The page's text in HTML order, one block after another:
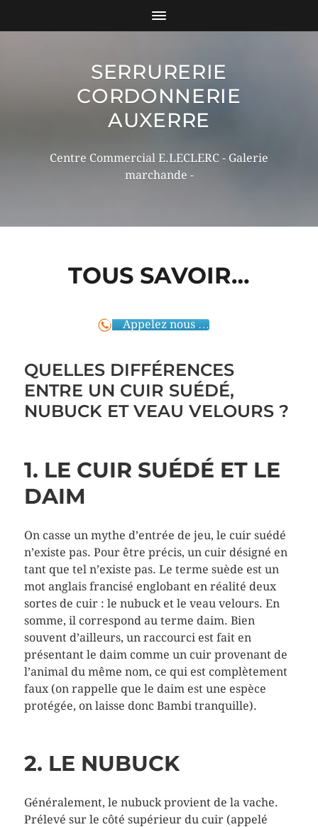
SERRURERIE
CORDONNERIE
AUXERRE
Centre Commercial E.LECLERC - Galerie
marchande -
TOUS SAVOIR…
Appelez nous …
QUELLES DIFFÉRENCES
ENTRE UN CUIR SUÉDÉ,
NUBUCK ET VEAU VELOURS ?
1. LE CUIR SUÉDÉ ET LE
DAIM
On casse un mythe d’entrée de jeu, le cuir suédé
n’existe pas. Pour être précis, un cuir désigné en
tant que tel n’existe pas. Le terme suède est un
mot anglais francisé englobant en réalité deux
sortes de cuir : le nubuck et le veau velours. En
somme, il correspond au terme daim. Bien
souvent d’ailleurs, un raccourci est fait en
présentant le daim comme un cuir provenant de
l’animal du même nom, ce qui est complètement
faux (on rappelle que le daim est une espèce
protégée, on laisse donc Bambi tranquille).
2. LE NUBUCK
Généralement, le nubuck provient de la vache.
Prélevé sur le côté supérieur du cuir (appelé